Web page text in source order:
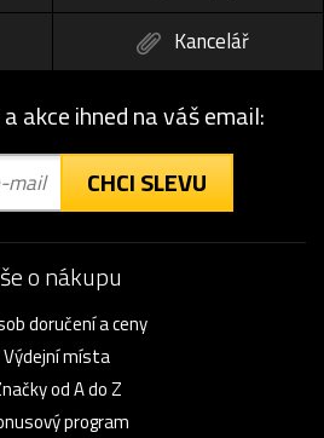
Kancelář
akce ihned na váš email:
CHCI SLEVU
o nákupu
doručení a ceny
Výdejní místa
od A do Z
program